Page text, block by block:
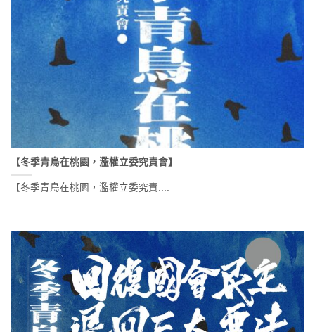
【冬季青鳥在桃園，濫權立委究責會】
【冬季青鳥在桃園，濫權立委究責....